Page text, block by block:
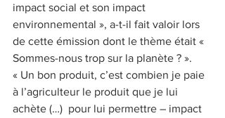
impact social et son impact
environnemental », a-t-il fait valoir lors
de cette émission dont le thème était «
Sommes-nous trop sur la planète ? ».
« Un bon produit, c’est combien je paie
à l’agriculteur le produit que je lui
achète (…)  pour lui permettre – impact